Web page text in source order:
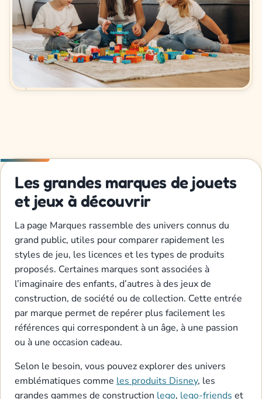
Les grandes marques de jouets
et jeux à découvrir
La page Marques rassemble des univers connus du
grand public, utiles pour comparer rapidement les
styles de jeu, les licences et les types de produits
proposés. Certaines marques sont associées à
l’imaginaire des enfants, d’autres à des jeux de
construction, de société ou de collection. Cette entrée
par marque permet de repérer plus facilement les
références qui correspondent à un âge, à une passion
ou à une occasion cadeau.
Selon le besoin, vous pouvez explorer des univers
emblématiques comme les produits Disney, les
grandes gammes de construction lego, lego-friends et